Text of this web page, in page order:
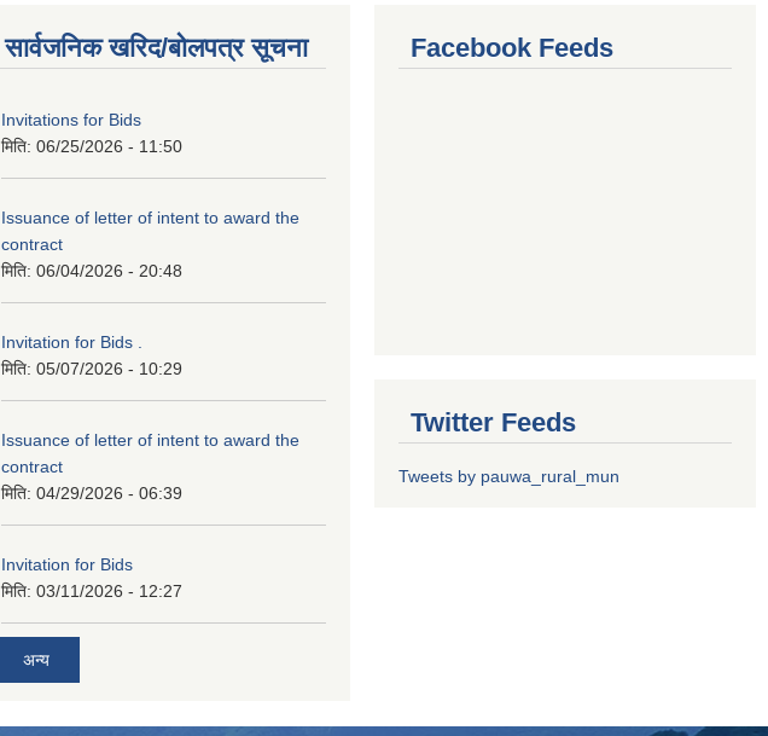
सार्वजनिक खरिद/बोलपत्र सूचना
Invitations for Bids
मिति: 06/25/2026 - 11:50
Issuance of letter of intent to award the
contract
मिति: 06/04/2026 - 20:48
Invitation for Bids .
मिति: 05/07/2026 - 10:29
Issuance of letter of intent to award the
contract
मिति: 04/29/2026 - 06:39
Invitation for Bids
मिति: 03/11/2026 - 12:27
अन्य
Facebook Feeds
Twitter Feeds
Tweets by pauwa_rural_mun